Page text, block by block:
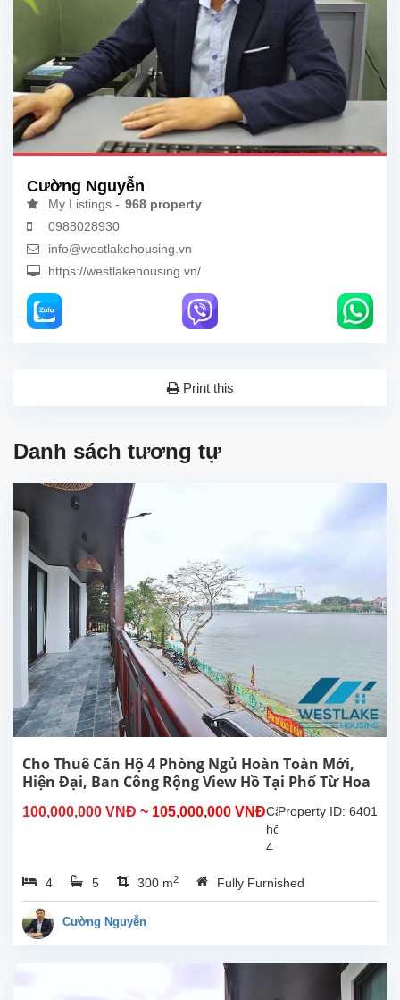
Cường Nguyễn
My Listings - 968 property
0988028930
info@westlakehousing.vn
https://westlakehousing.vn/
Print this
Danh sách tương tự
Cho Thuê Căn Hộ 4 Phòng Ngủ Hoàn Toàn Mới,
Hiện Đại, Ban Công Rộng View Hồ Tại Phố Từ Hoa
100,000,000 VNĐ ~ 105,000,000 VNĐ Property ID: 6401
Căn
hộ
4
ngủ
hoàn
4 5 300 m2 Fully Furnished
Cường Nguyễn